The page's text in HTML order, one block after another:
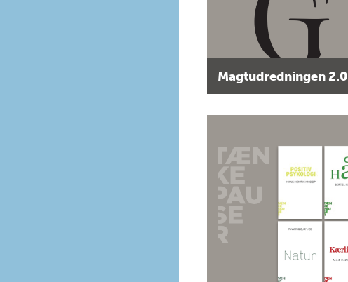
Magtudredningen 2.0